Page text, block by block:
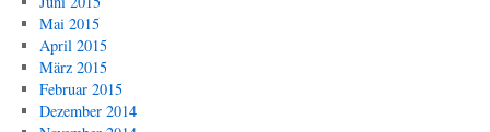
Mai 2015
April 2015
März 2015
Februar 2015
Dezember 2014